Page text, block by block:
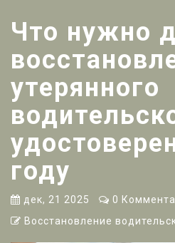
Что нужно
утерянного
году
дек, 21 2025
0
Восстановление